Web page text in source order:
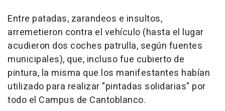
Entre patadas, zarandeos e insultos,
arremetieron contra el vehículo (hasta el lugar
acudieron dos coches patrulla, según fuentes
municipales), que, incluso fue cubierto de
pintura, la misma que los manifestantes habían
utilizado para realizar "pintadas solidarias" por
todo el Campus de Cantoblanco.